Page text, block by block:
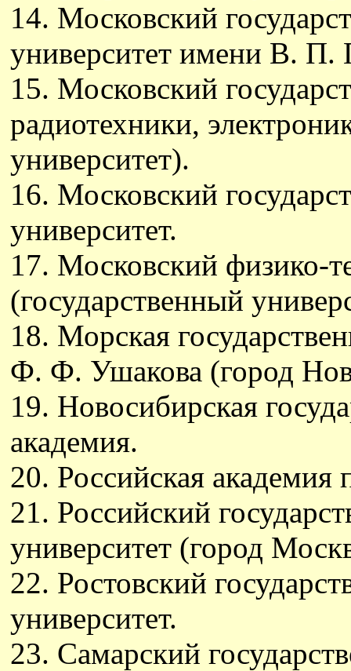
14. Московский
университет имени В. П.
15. Московский
радиотехники,
университет).
16. Московский
университет.
17. Московский физико-
(государственный
18. Морская
Ф. Ф. Ушакова (город
19. Новосибирская
академия.
20. Российская академия
21. Российский
университет (город
22. Ростовский
университет.
23. Самарский